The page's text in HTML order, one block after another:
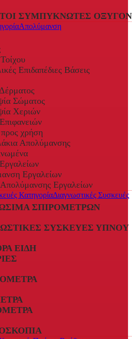
ΣΥΜΠΥΚΝΩΤΈΣ
Απολύμανση
Επιδαπέδιες Βάσεις
Σώματος
Χεριών
χρήση
Απολύμανσης
Εργαλείων
Εργαλείων
Διαγνωστικές Συσκευές
ΣΠΙΡΟΜΈΤΡΩΝ
ΣΥΣΚΕΥΈΣ ΎΠΝΟΥ
ΕΊΔΗ